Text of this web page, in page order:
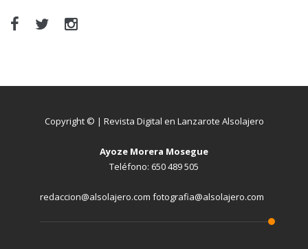
Copyright © | Revista Digital en Lanzarote Alsolajero
Ayoze Morera Mosegue
Teléfono: 650 489 505
redaccion@alsolajero.com fotografia@alsolajero.com